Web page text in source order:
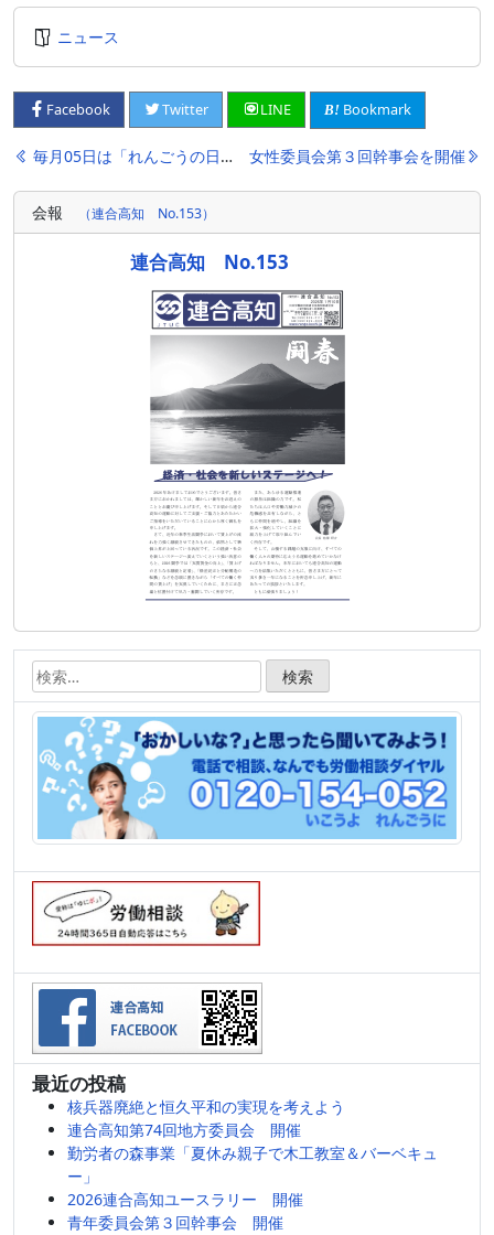
ニュース
Facebook Twitter LINE Bookmark
投
稿
ナ
毎月05日は「れんごうの日」!～6月～ 女性委員会第３回幹事会を開催
会報 （連合高知 No.153）
連合高知 No.153
検
索:
最近の投稿
核兵器廃絶と恒久平和の実現を考えよう
連合高知第74回地方委員会 開催
勤労者の森事業「夏休み親子で木工教室＆バーベキュ
ー」
2026連合高知ユースラリー 開催
青年委員会第３回幹事会 開催